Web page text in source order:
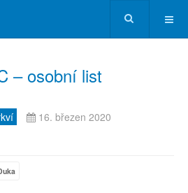
– osobní list
16. březen 2020